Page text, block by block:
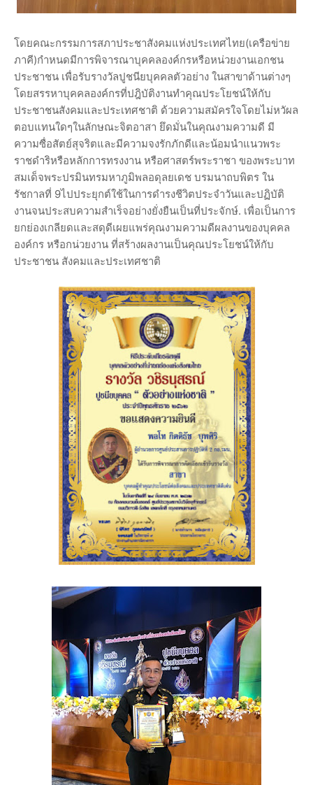
โดยคณะกรรมการสภาประชาสังคมแห่งประเทศไทย(เครือข่าย
ภาคี)กำหนดมีการพิจารณาบุคคลองค์กรหรือหน่วยงานเอกชน
ประชาชน เพื่อรับรางวัลปูชนียบุคคลตัวอย่าง ในสาขาด้านต่างๆ
โดยสรรหาบุคคลองค์กรที่ปฎิบัติงานทำคุณประโยชน์ให้กับ
ประชาชนสังคมและประเทศชาติ ด้วยความสมัครใจโดยไม่หวัผล
ตอบแทนใดๆในลักษณะจิตอาสา ยึดมั่นในคุณงามความดี มี
ความซื่อสัตย์สุจริตและมีความจงรักภักดีและน้อมนำแนวพระ
ราชดำริหรือหลักการทรงงาน หรือศาสตร์พระราชา ของพระบาท
สมเด็จพระปรมินทรมหาภูมิพลอดุลยเดช บรมนาถบพิตร ใน
รัชกาลที่ 9ไปประยุกต์ใช้ในการดำรงชีวิตประจำวันและปฏิบัติ
งานจนประสบความสำเร็จอย่างยั่งยืนเป็นที่ประจักษ์. เพื่อเป็นการ
ยกย่องเกลียดและสดุดีเผยแพร่คุณงามความดีผลงานของบุคคล
องค์กร หรือกน่วยงาน ที่สร้างผลงานเป็นคุณประโยชน์ให้กับ
ประชาชน สังคมและประเทศชาติ